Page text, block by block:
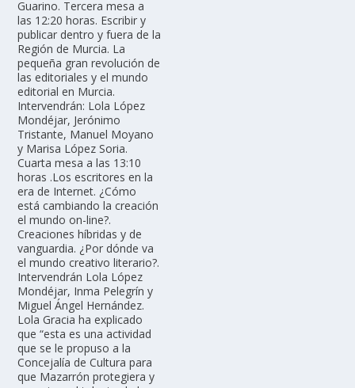
Guarino. Tercera mesa a
las 12:20 horas. Escribir y
publicar dentro y fuera de la
Región de Murcia. La
pequeña gran revolución de
las editoriales y el mundo
editorial en Murcia.
Intervendrán: Lola López
Mondéjar, Jerónimo
Tristante, Manuel Moyano
y Marisa López Soria.
Cuarta mesa a las 13:10
horas .Los escritores en la
era de Internet. ¿Cómo
está cambiando la creación
el mundo on-line?.
Creaciones híbridas y de
vanguardia. ¿Por dónde va
el mundo creativo literario?.
Intervendrán Lola López
Mondéjar, Inma Pelegrín y
Miguel Ángel Hernández.
Lola Gracia ha explicado
que “esta es una actividad
que se le propuso a la
Concejalía de Cultura para
que Mazarrón protegiera y